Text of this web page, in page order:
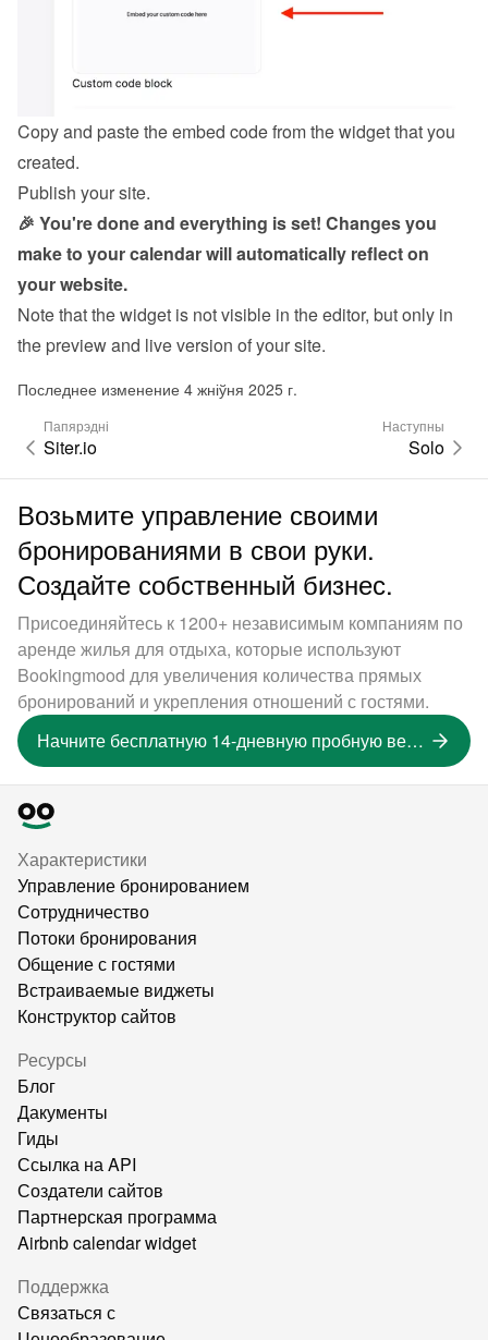
Copy and paste the embed code from the widget that you
created.
Publish your site.
🎉 You're done and everything is set! Changes you
make to your calendar will automatically reflect on
your website.
Note that the widget is not visible in the editor, but only in
the preview and live version of your site.
Последнее изменение 4 жніўня 2025 г.
Папярэдні
Siter.io
Наступны
Solo
Возьмите управление своими
бронированиями в свои руки.
Создайте собственный бизнес.
Присоединяйтесь к 1200+ независимым компаниям по
аренде жилья для отдыха, которые используют
Bookingmood для увеличения количества прямых
бронирований и укрепления отношений с гостями.
Начните бесплатную 14-дневную пробную версию
Характеристики
Управление бронированием
Сотрудничество
Потоки бронирования
Общение с гостями
Встраиваемые виджеты
Конструктор сайтов
Ресурсы
Блог
Дакументы
Гиды
Ссылка на API
Создатели сайтов
Партнерская программа
Airbnb calendar widget
Поддержка
Связаться с